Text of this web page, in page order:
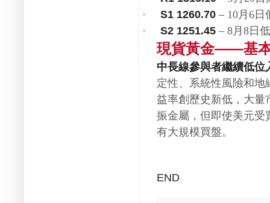
· S1 1260.70 –10月 6日
· S2 1251.45 –8月 8日
現貨黃金——基
中長線參與者繼續低位
定性、系統性風險和
益率創歷史新低，大
振金屬，但即使美元
有大規模買盤。
END